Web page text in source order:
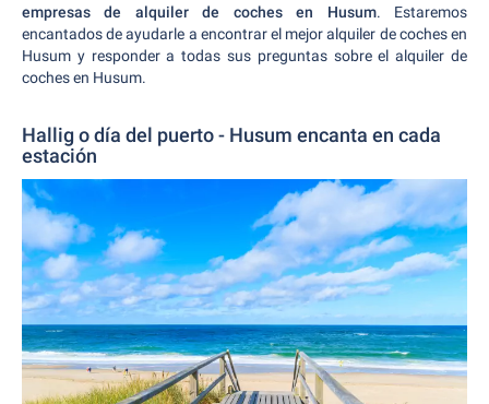
empresas de alquiler de coches en Husum. Estaremos
encantados de ayudarle a encontrar el mejor alquiler de coches en
Husum y responder a todas sus preguntas sobre el alquiler de
coches en Husum.
Hallig o día del puerto - Husum encanta en cada
estación